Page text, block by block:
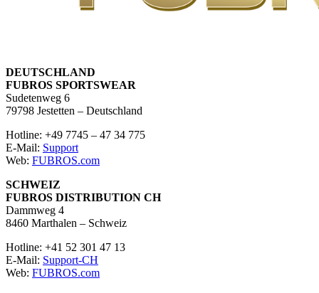
DEUTSCHLAND
FUBROS SPORTSWEAR
Sudetenweg 6
79798 Jestetten – Deutschland
Hotline: +49 7745 – 47 34 775
E-Mail: Support
Web: FUBROS.com
SCHWEIZ
FUBROS DISTRIBUTION CH
Dammweg 4
8460 Marthalen – Schweiz
Hotline: +41 52 301 47 13
E-Mail: Support-CH
Web: FUBROS.com